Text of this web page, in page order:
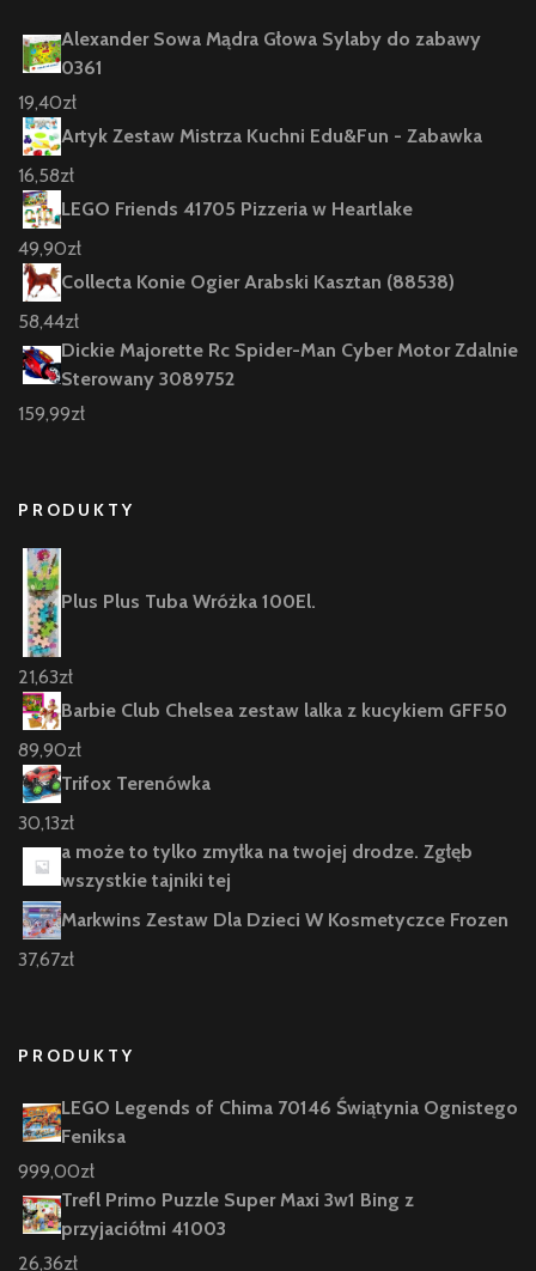
Alexander Sowa Mądra Głowa Sylaby do zabawy
0361
19,40zł
Artyk Zestaw Mistrza Kuchni Edu&Fun - Zabawka
16,58zł
LEGO Friends 41705 Pizzeria w Heartlake
49,90zł
Collecta Konie Ogier Arabski Kasztan (88538)
58,44zł
Dickie Majorette Rc Spider-Man Cyber Motor Zdalnie
Sterowany 3089752
159,99zł
PRODUKTY
Plus Plus Tuba Wróżka 100El.
21,63zł
Barbie Club Chelsea zestaw lalka z kucykiem GFF50
89,90zł
Trifox Terenówka
30,13zł
a może to tylko zmyłka na twojej drodze. Zgłęb
wszystkie tajniki tej
Markwins Zestaw Dla Dzieci W Kosmetyczce Frozen
37,67zł
PRODUKTY
LEGO Legends of Chima 70146 Świątynia Ognistego
Feniksa
999,00zł
Trefl Primo Puzzle Super Maxi 3w1 Bing z
przyjaciółmi 41003
26,36zł